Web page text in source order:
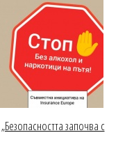
започва с